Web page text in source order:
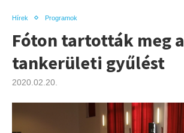
Hírek Programok
Fóton tartották meg a
tankerületi gyűlést
2020.02.20.